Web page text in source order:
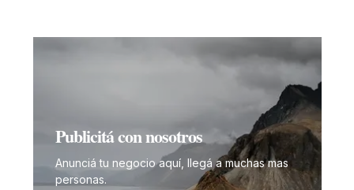
Publicitá con nosotros
Anunciá tu negocio aquí, llegá a muchas mas
personas.